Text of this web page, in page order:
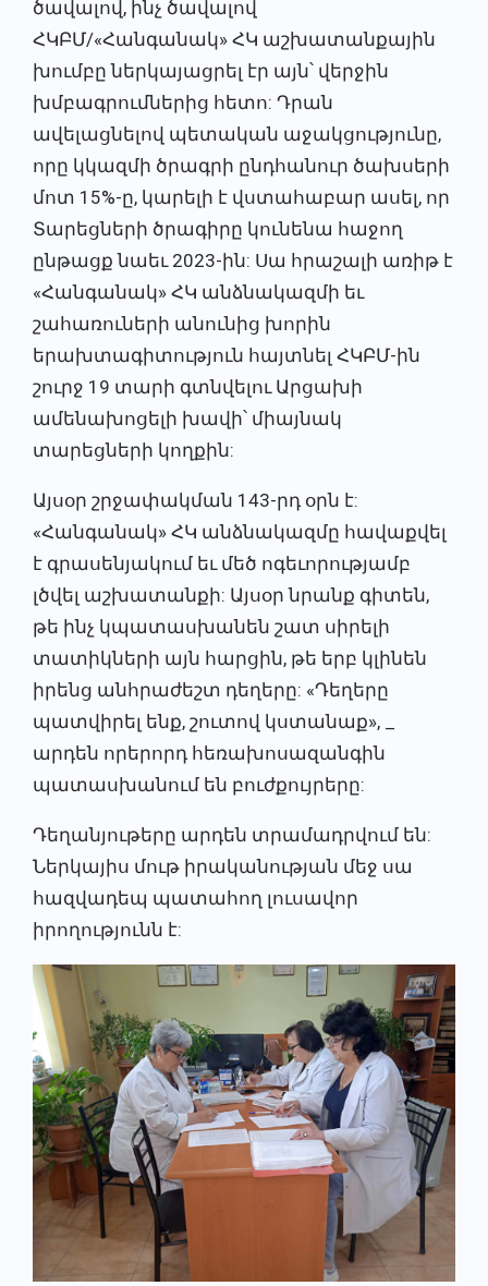
ծավալով, ինչ ծավալով
ՀԿԲՄ/«Հանգանակ» ՀԿ աշխատանքային
խումբը ներկայացրել էր այն՝ վերջին
խմբագրումներից հետո: Դրան
ավելացնելով պետական աջակցությունը,
որը կկազմի ծրագրի ընդհանուր ծախսերի
մոտ 15%-ը, կարելի է վստահաբար ասել, որ
Տարեցների ծրագիրը կունենա հաջող
ընթացք նաեւ 2023-ին: Սա հրաշալի առիթ է
«Հանգանակ» ՀԿ անձնակազմի եւ
շահառուների անունից խորին
երախտագիտություն հայտնել ՀԿԲՄ-ին
շուրջ 19 տարի գտնվելու Արցախի
ամենախոցելի խավի՝ միայնակ
տարեցների կողքին:
Այսօր շրջափակման 143-րդ օրն է:
«Հանգանակ» ՀԿ անձնակազմը հավաքվել
է գրասենյակում եւ մեծ ոգեւորությամբ
լծվել աշխատանքի: Այսօր նրանք գիտեն,
թե ինչ կպատասխանեն շատ սիրելի
տատիկների այն հարցին, թե երբ կլինեն
իրենց անհրաժեշտ դեղերը: «Դեղերը
պատվիրել ենք, շուտով կստանաք», _
արդեն որերորդ հեռախոսազանգին
պատասխանում են բուժքույրերը:
Դեղանյութերը արդեն տրամադրվում են:
Ներկայիս մութ իրականության մեջ սա
հազվադեպ պատահող լուսավոր
իրողությունն է: